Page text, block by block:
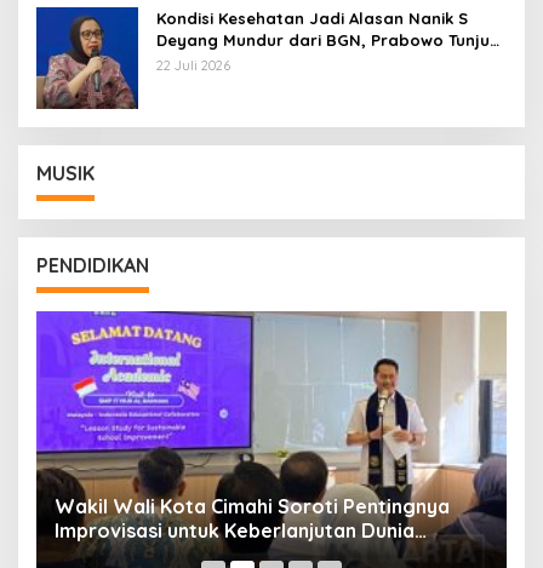
Kondisi Kesehatan Jadi Alasan Nanik S
Deyang Mundur dari BGN, Prabowo Tunjuk
Wamentan Sudaryono
22 Juli 2026
MUSIK
PENDIDIKAN
Wakil Wali Kota Cimahi Soroti Pentingnya
Improvisasi untuk Keberlanjutan Dunia
Pendidikan